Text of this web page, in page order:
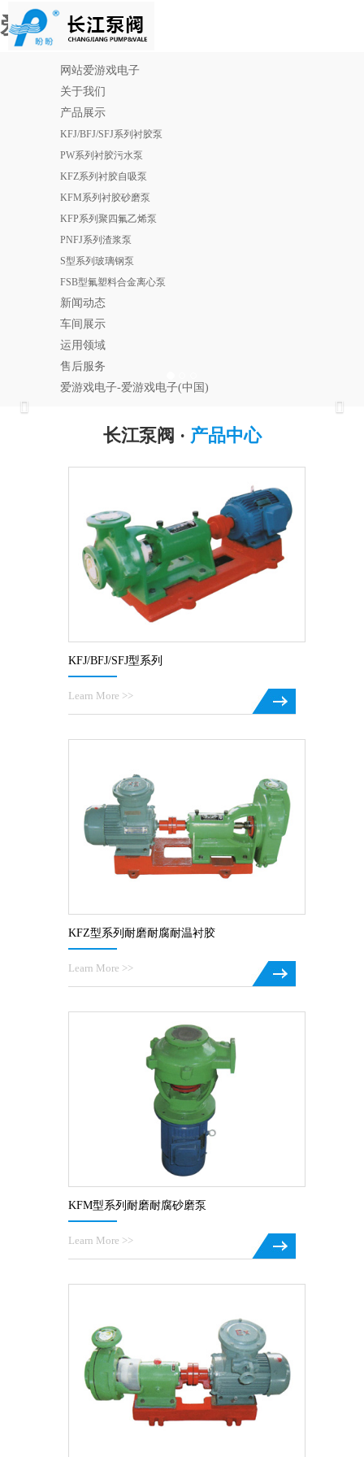
爱游戏电子
网站爱游戏电子
关于我们
产品展示
KFJ/BFJ/SFJ系列衬胶泵
PW系列衬胶污水泵
KFZ系列衬胶自吸泵
KFM系列衬胶砂磨泵
KFP系列聚四氟乙烯泵
PNFJ系列渣浆泵
S型系列玻璃钢泵
FSB型氟塑料合金离心泵
新闻动态
车间展示
运用领域
售后服务
爱游戏电子-爱游戏电子(中国)
Previous
长江泵阀 · 产品中心
KFJ/BFJ/SFJ型系列
Learn More >>
KFZ型系列耐磨耐腐耐温衬胶
Learn More >>
KFM型系列耐磨耐腐砂磨泵
Learn More >>